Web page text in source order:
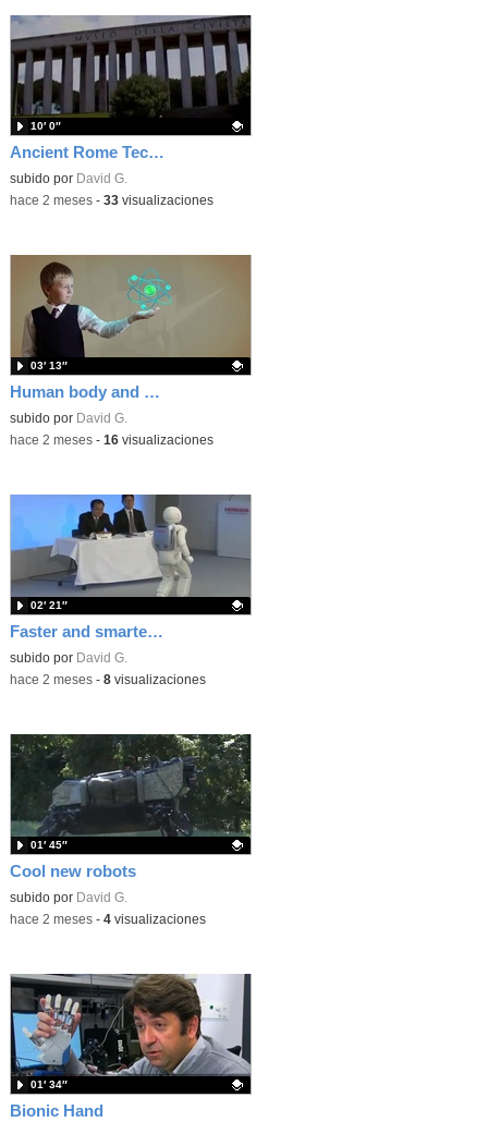
Ancient Rome Technology
Contenido educativo.
subido por David G.
10′ 0″
-hace 2 meses- 33visualizaciones
Human body and electricty
Contenido educativo.
subido por David G.
03′ 13″
-hace 2 meses- 16visualizaciones
Faster and smarter robots
Contenido educativo.
subido por David G.
02′ 21″
-hace 2 meses- 8visualizaciones
Cool new robots
Contenido educativo.
subido por David G.
01′ 45″
-hace 2 meses- 4visualizaciones
Bionic Hand
01′ 34″